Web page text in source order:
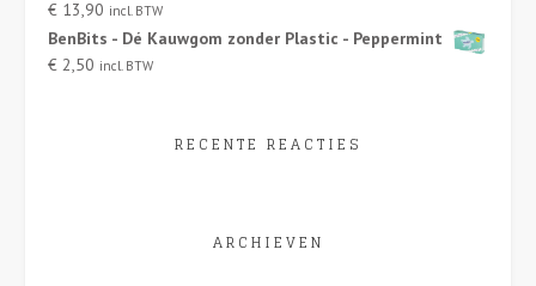
€ 13,90 incl. BTW
BenBits - Dé Kauwgom zonder Plastic - Peppermint
€ 2,50 incl. BTW
RECENTE REACTIES
ARCHIEVEN